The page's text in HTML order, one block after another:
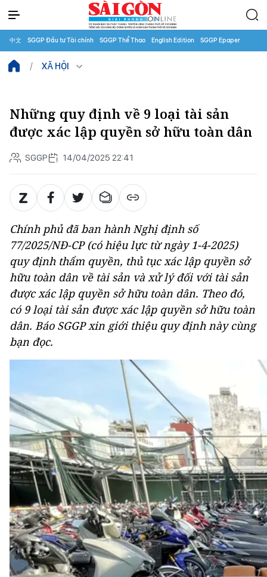
中文 SGGP Đầu tư Tài chính SGGP Thể Thao English Edition SGGP Epaper
XÃ HỘI
Những quy định về 9 loại tài sản
được xác lập quyền sở hữu toàn dân
SGGP 14/04/2025 22:41
Chính phủ đã ban hành Nghị định số
77/2025/NĐ-CP (có hiệu lực từ ngày 1-4-2025)
quy định thẩm quyền, thủ tục xác lập quyền sở
hữu toàn dân về tài sản và xử lý đối với tài sản
được xác lập quyền sở hữu toàn dân. Theo đó,
có 9 loại tài sản được xác lập quyền sở hữu toàn
dân. Báo SGGP xin giới thiệu quy định này cùng
bạn đọc.